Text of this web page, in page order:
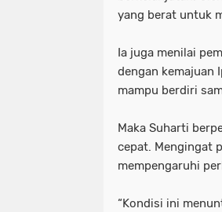
yang berat untuk
Ia juga menilai
dengan kemajuan
mampu berdiri
Maka Suharti
cepat. Mengingat
mempengaruhi
“Kondisi ini